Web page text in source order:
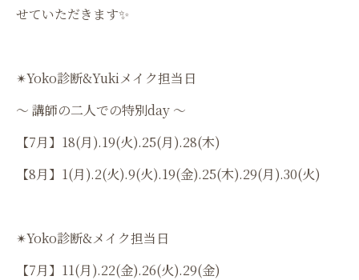
せていただきます✨
✴︎Yoko診断&Yukiメイク担当日
〜 講師の二人での特別day 〜
【7月】18(月).19(火).25(月).28(木)
【8月】1(月).2(火).9(火).19(金).25(木).29(月).30(火)
✴︎Yoko診断&メイク担当日
【7月】11(月).22(金).26(火).29(金)